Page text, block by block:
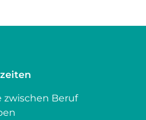
zwischen Beruf